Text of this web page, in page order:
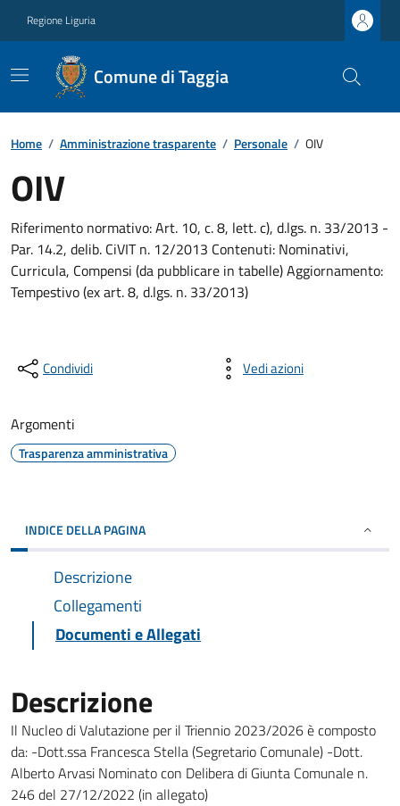
Regione Liguria
Comune di Taggia
Home / Amministrazione trasparente / Personale / OIV
OIV
Riferimento normativo: Art. 10, c. 8, lett. c), d.lgs. n. 33/2013 -
Par. 14.2, delib. CiVIT n. 12/2013 Contenuti: Nominativi,
Curricula, Compensi (da pubblicare in tabelle) Aggiornamento:
Tempestivo (ex art. 8, d.lgs. n. 33/2013)
Condividi Vedi azioni
Argomenti
Trasparenza amministrativa
INDICE DELLA PAGINA
Descrizione
Collegamenti
Documenti e Allegati
Descrizione
Il Nucleo di Valutazione per il Triennio 2023/2026 è composto
da: -Dott.ssa Francesca Stella (Segretario Comunale) -Dott.
Alberto Arvasi Nominato con Delibera di Giunta Comunale n.
246 del 27/12/2022 (in allegato)